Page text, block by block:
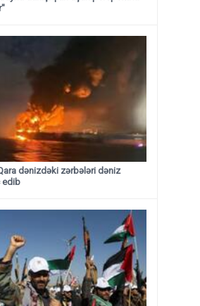
dənizdəki zərbələri dəniz
edib